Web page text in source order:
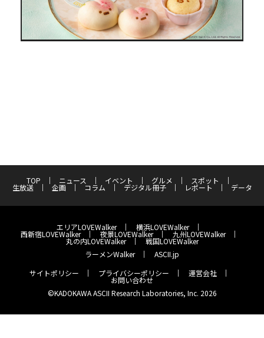
TOP ニュース イベント グルメ スポット
生放送 企画 コラム デジタル冊子 レポート データ
エリアLOVEWalker 横浜LOVEWalker
西新宿LOVEWalker 夜景LOVEWalker 九州LOVEWalker
丸の内LOVEWalker
戦国LOVEWalker
ラーメンWalker
ASCII.jp
サイトポリシー
プライバシーポリシー 運営会社
お問い合わせ
©KADOKAWA ASCII Research Laboratories, Inc. 2026